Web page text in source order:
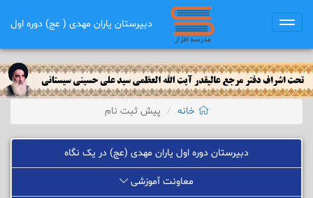
Toggle
دبیرستان یاران مهدی ( عج) دوره اول
خانه پیش ثبت نام
دبیرستان دوره اول یاران مهدی (عج) در یک نگاه
معاونت آموزشی